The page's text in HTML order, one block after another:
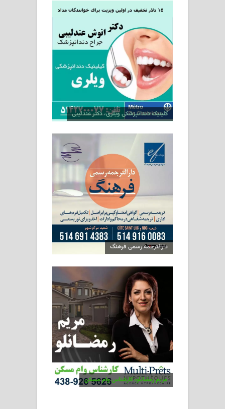
کلینیک دندانپزشکی ویلری، دکتر عندلیبی
دارالترجمه رسمی فرهنگ
مریم رمضانلو، کارشناس وام مسکن